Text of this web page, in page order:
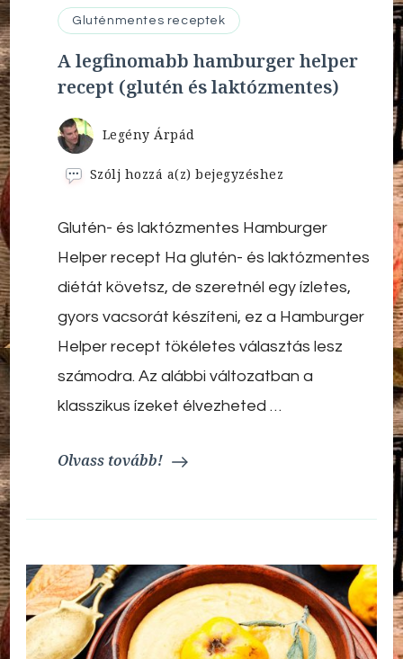
Gluténmentes receptek
A legfinomabb hamburger helper
recept (glutén és laktózmentes)
Legény Árpád
Szólj hozzá a(z)A
helper
recept
(glutén
és
bejegyzéshez
Glutén- és laktózmentes Hamburger
Helper recept Ha glutén- és laktózmentes
diétát követsz, de szeretnél egy ízletes,
gyors vacsorát készíteni, ez a Hamburger
Helper recept tökéletes választás lesz
számodra. Az alábbi változatban a
klasszikus ízeket élvezheted …
Olvass tovább!